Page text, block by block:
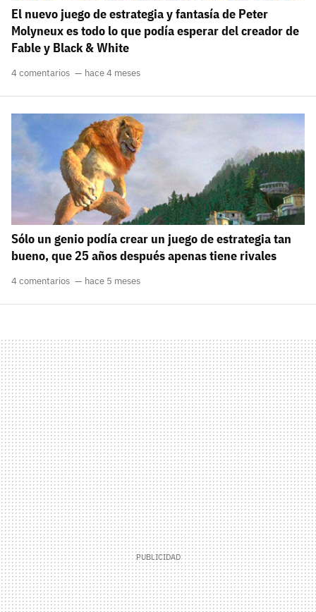
El nuevo juego de estrategia y fantasía de Peter
Molyneux es todo lo que podía esperar del creador de
Fable y Black & White
4 comentarios hace 4 meses
Sólo un genio podía crear un juego de estrategia tan
bueno, que 25 años después apenas tiene rivales
4 comentarios hace 5 meses